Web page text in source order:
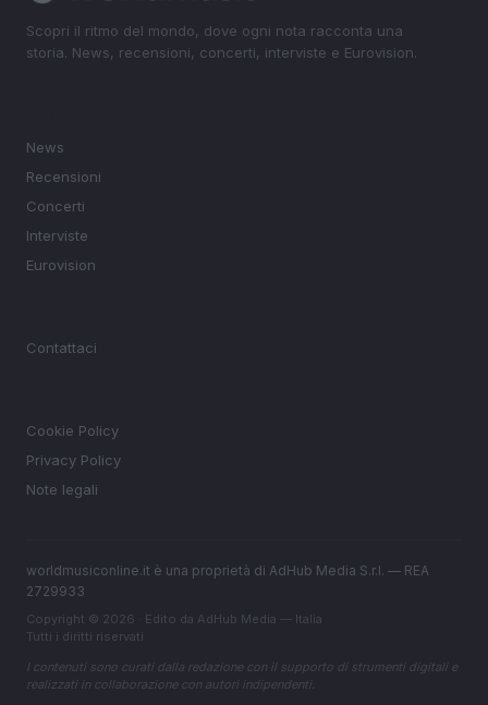
Scopri il ritmo del mondo, dove ogni nota racconta una
storia. News, recensioni, concerti, interviste e Eurovision.
News
Recensioni
Concerti
Interviste
Eurovision
Contattaci
Cookie Policy
Privacy Policy
Note legali
worldmusiconline.it è una proprietà di AdHub Media S.r.l. — REA
2729933
Copyright © 2026 · Edito da AdHub Media — Italia
Tutti i diritti riservati
I contenuti sono curati dalla redazione con il supporto di strumenti digitali e
realizzati in collaborazione con autori indipendenti.